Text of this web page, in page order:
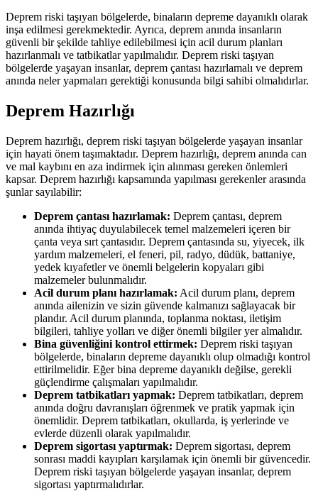
Deprem riski taşıyan bölgelerde, binaların depreme dayanıklı olarak
inşa edilmesi gerekmektedir. Ayrıca, deprem anında insanların
güvenli bir şekilde tahliye edilebilmesi için acil durum planları
hazırlanmalı ve tatbikatlar yapılmalıdır. Deprem riski taşıyan
bölgelerde yaşayan insanlar, deprem çantası hazırlamalı ve deprem
anında neler yapmaları gerektiği konusunda bilgi sahibi olmalıdırlar.
Deprem Hazırlığı
Deprem hazırlığı, deprem riski taşıyan bölgelerde yaşayan insanlar
için hayati önem taşımaktadır. Deprem hazırlığı, deprem anında can
ve mal kaybını en aza indirmek için alınması gereken önlemleri
kapsar. Deprem hazırlığı kapsamında yapılması gerekenler arasında
şunlar sayılabilir:
Deprem çantası hazırlamak: Deprem çantası, deprem
anında ihtiyaç duyulabilecek temel malzemeleri içeren bir
çanta veya sırt çantasıdır. Deprem çantasında su, yiyecek, ilk
yardım malzemeleri, el feneri, pil, radyo, düdük, battaniye,
yedek kıyafetler ve önemli belgelerin kopyaları gibi
malzemeler bulunmalıdır.
Acil durum planı hazırlamak: Acil durum planı, deprem
anında ailenizin ve sizin güvende kalmanızı sağlayacak bir
plandır. Acil durum planında, toplanma noktası, iletişim
bilgileri, tahliye yolları ve diğer önemli bilgiler yer almalıdır.
Bina güvenliğini kontrol ettirmek: Deprem riski taşıyan
bölgelerde, binaların depreme dayanıklı olup olmadığı kontrol
ettirilmelidir. Eğer bina depreme dayanıklı değilse, gerekli
güçlendirme çalışmaları yapılmalıdır.
Deprem tatbikatları yapmak: Deprem tatbikatları, deprem
anında doğru davranışları öğrenmek ve pratik yapmak için
önemlidir. Deprem tatbikatları, okullarda, iş yerlerinde ve
evlerde düzenli olarak yapılmalıdır.
Deprem sigortası yaptırmak: Deprem sigortası, deprem
sonrası maddi kayıpları karşılamak için önemli bir güvencedir.
Deprem riski taşıyan bölgelerde yaşayan insanlar, deprem
sigortası yaptırmalıdırlar.